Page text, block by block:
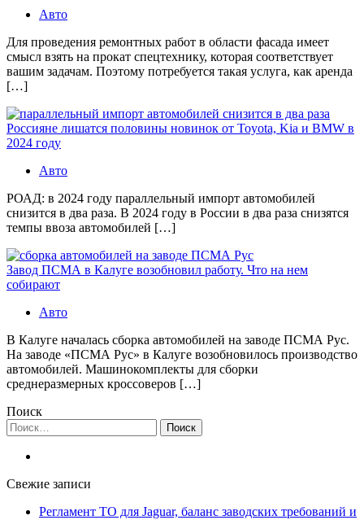
Авто
Для проведения ремонтных работ в области фасада имеет
смысл взять на прокат спецтехнику, которая соответствует
вашим задачам. Поэтому потребуется такая услуга, как аренда
[…]
Россияне лишатся половины новинок от Toyota, Kia и BMW в
2024 году
Авто
РОАД: в 2024 году параллельный импорт автомобилей
снизится в два раза. В 2024 году в России в два раза снизятся
темпы ввоза автомобилей […]
Завод ПСМА в Калуге возобновил работу. Что на нем
собирают
Авто
В Калуге началась сборка автомобилей на заводе ПСМА Рус.
На заводе «ПСМА Рус» в Калуге возобновилось производство
автомобилей. Машинокомплекты для сборки
среднеразмерных кроссоверов […]
Поиск
Найти:
Свежие записи
Регламент ТО для Jaguar, баланс заводских требований и